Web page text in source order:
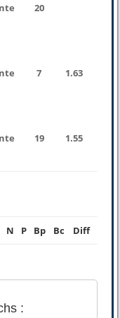
20
7 1.63
19 1.55
N P Bp Bc Diff
: